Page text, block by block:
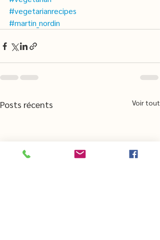
#vegetarianrecipes
#martin_nordin
Posts récents Voir tout